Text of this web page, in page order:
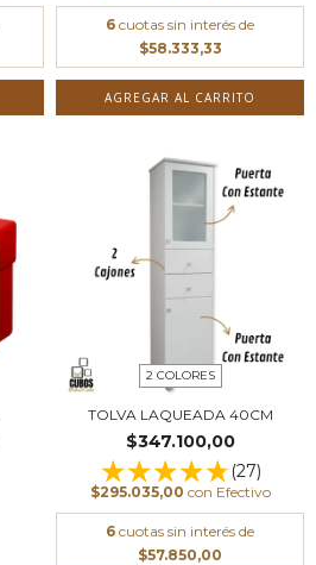
6 cuotas sin interés de
$58.333,33
AGREGAR AL CARRITO
2 COLORES
TOLVA LAQUEADA 40CM
$347.100,00
(27)
$295.035,00 con Efectivo
6 cuotas sin interés de
$57.850,00